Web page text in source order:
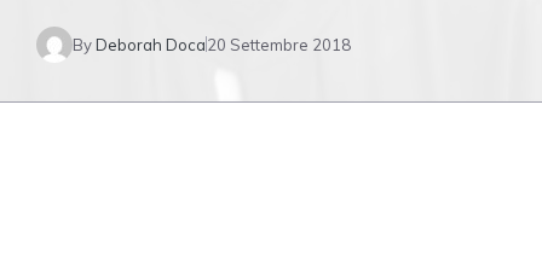
ByDeborah Doca20 Settembre 2018